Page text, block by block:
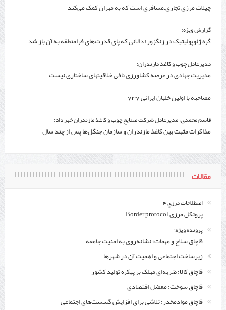
چیلات مرزی تجاری‌ـ‌مسافری است که به مهران کمک می‌کند
گزارش ویژه؛
گره ژئوپولیتیک در زنگزور؛ دالانی که پای قدرت‌های فرامنطقه به آن باز شد
مدیرعامل چوب و کاغذ مازندران:
مدیریت جهادی در عرصه کشاورزی نافی خلاقیتهای ساختاری نیست
مصاحبه با اولین خلبان ایرانی 737
قاسم محمدی، مدیرعامل شرکت صنایع چوب و کاغذ مازندران خبر داد:
مذاکرات مثبت بین کاغذ مازندران و سازمان جنگل‌ها پس از چند سال
مقالات
اصطلاحات مرزي 4
پروتکل مرزی Border protocol
پرونده ویژه؛
قاچاق سلاح و مهمات؛ نشانه‌روی به امنیت جامعه
زیرساخت اجتماعی و اهمیت آن در شهرها
قاچاق کالا؛ ضربه‌ای مهلک بر پیکره تولید کشور
قاچاق سوخت؛ معضل اقتصادی
قاچاق موادمخدر؛ تلاشی برای افزایش گسست‌های اجتماعی